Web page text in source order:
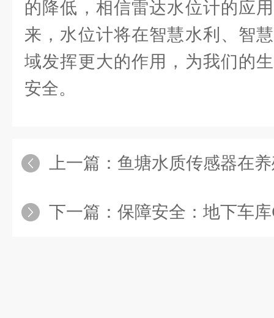
的降低，相信雷达水位计的应
来，水位计将在智慧水利、智
域发挥更大的作用，为我们的
安全。
上一篇： 鱼塘水质传感器在养殖
下一篇： 保障安全：地下车